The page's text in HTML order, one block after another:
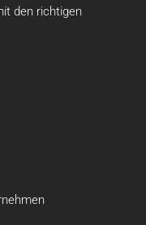
den richtigen